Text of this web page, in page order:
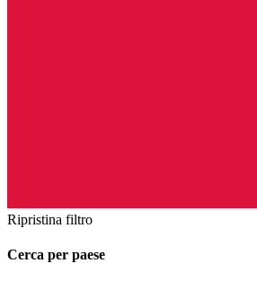
Ripristina filtro
Cerca per paese